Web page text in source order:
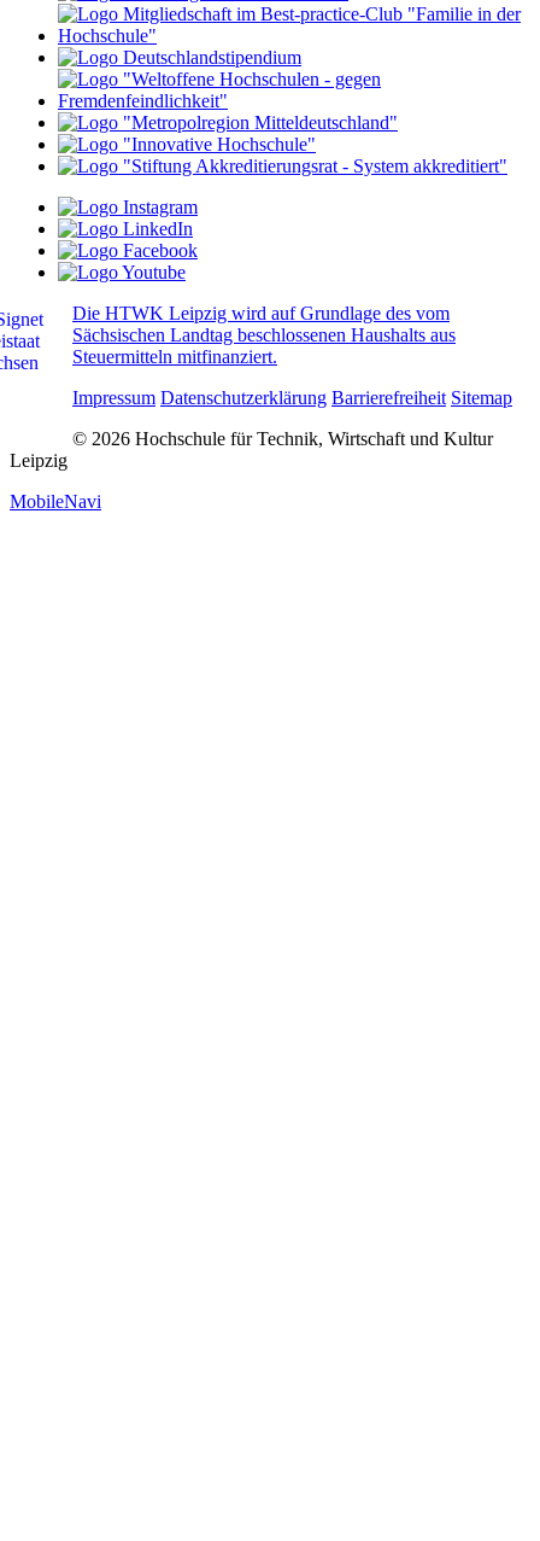
Die HTWK Leipzig wird auf Grundlage des vom
Sächsischen Landtag beschlossenen Haushalts aus
Steuermitteln mitfinanziert.
Impressum Datenschutzerklärung Barrierefreiheit Sitemap
© 2026 Hochschule für Technik, Wirtschaft und Kultur
Leipzig
MobileNavi